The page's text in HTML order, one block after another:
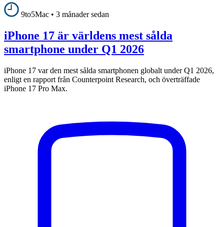
9to5Mac • 3 månader sedan
iPhone 17 är världens mest sålda
smartphone under Q1 2026
iPhone 17 var den mest sålda smartphonen globalt under Q1 2026,
enligt en rapport från Counterpoint Research, och överträffade
iPhone 17 Pro Max.